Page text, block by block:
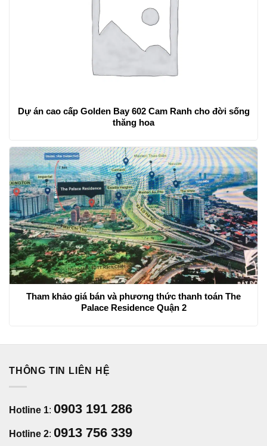
Dự án cao cấp Golden Bay 602 Cam Ranh cho đời sống
thăng hoa
Tham khảo giá bán và phương thức thanh toán The
Palace Residence Quận 2
THÔNG TIN LIÊN HỆ
Hotline 1: 0903 191 286
Hotline 2: 0913 756 339